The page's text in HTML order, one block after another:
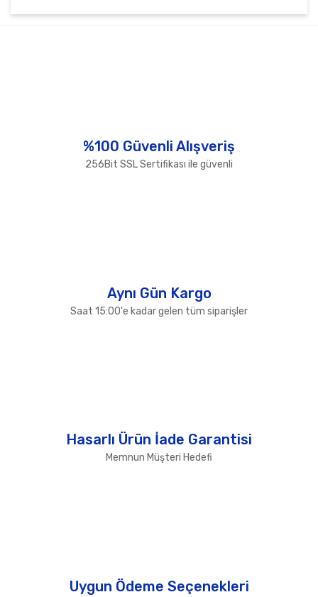
Ürün fiyatı diğer sitelerden daha pahalı.
%100 Güvenli Alışveriş
256Bit SSL Sertifikası ile güvenli
Aynı Gün Kargo
Saat 15:00'e kadar gelen tüm siparişler
Hasarlı Ürün İade Garantisi
Memnun Müşteri Hedefi
Uygun Ödeme Seçenekleri